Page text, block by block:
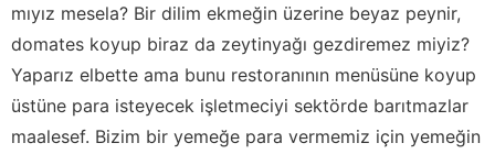
mıyız mesela? Bir dilim ekmeğin üzerine beyaz peynir,
domates koyup biraz da zeytinyağı gezdiremez miyiz?
Yaparız elbette ama bunu restoranının menüsüne koyup
üstüne para isteyecek işletmeciyi sektörde barıtmazlar
maalesef. Bizim bir yemeğe para vermemiz için yemeğin